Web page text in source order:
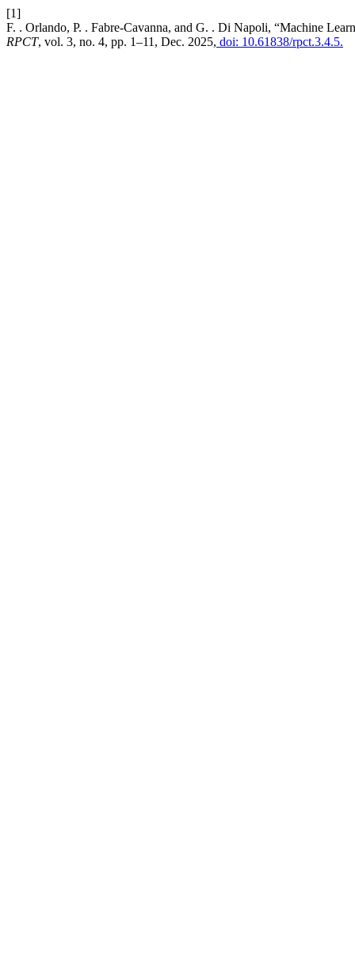
[1]
F. . Orlando, P. . Fabre-Cavanna, and G. . Di Napoli, “Machine
RPCT, vol. 3, no. 4, pp. 1–11, Dec. 2025, doi: 10.61838/rpct.3.4.5.